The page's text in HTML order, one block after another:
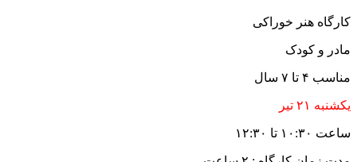
هنر خوراکی
و کودک
۴ تا ۷ سال
۲۱ تیر
۱۰:۳۰ تا ۱۲:۳۰